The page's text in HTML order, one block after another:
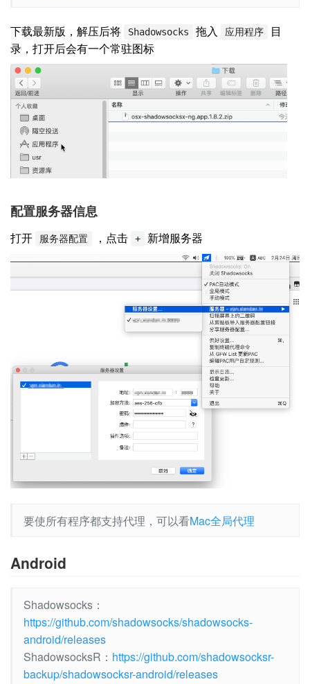
下载最新版，解压后将 Shadowsocks 拖入 应用程序
目
录，打开后会有一个常驻图标
配置服务器信息
打开 服务器配置 ，点击 + 新增服务器
要使所有程序都支持代理，可以看Mac全局代理
Android
Shadowsocks：
https://github.com/shadowsocks/shadowsocks-
android/releases
ShadowsocksR： https://github.com/shadowsocksr-
backup/shadowsocksr-android/releases